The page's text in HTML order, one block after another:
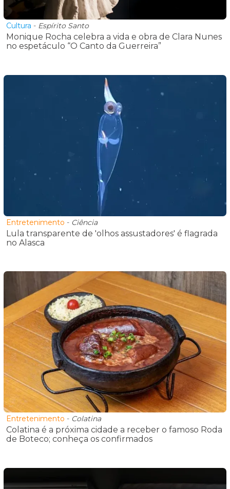
Cultura - Espírito Santo
Monique Rocha celebra a vida e obra de Clara Nunes
no espetáculo “O Canto da Guerreira”
Entretenimento - Ciência
Lula transparente de 'olhos assustadores' é flagrada
no Alasca
Entretenimento - Colatina
Colatina é a próxima cidade a receber o famoso Roda
de Boteco; conheça os confirmados